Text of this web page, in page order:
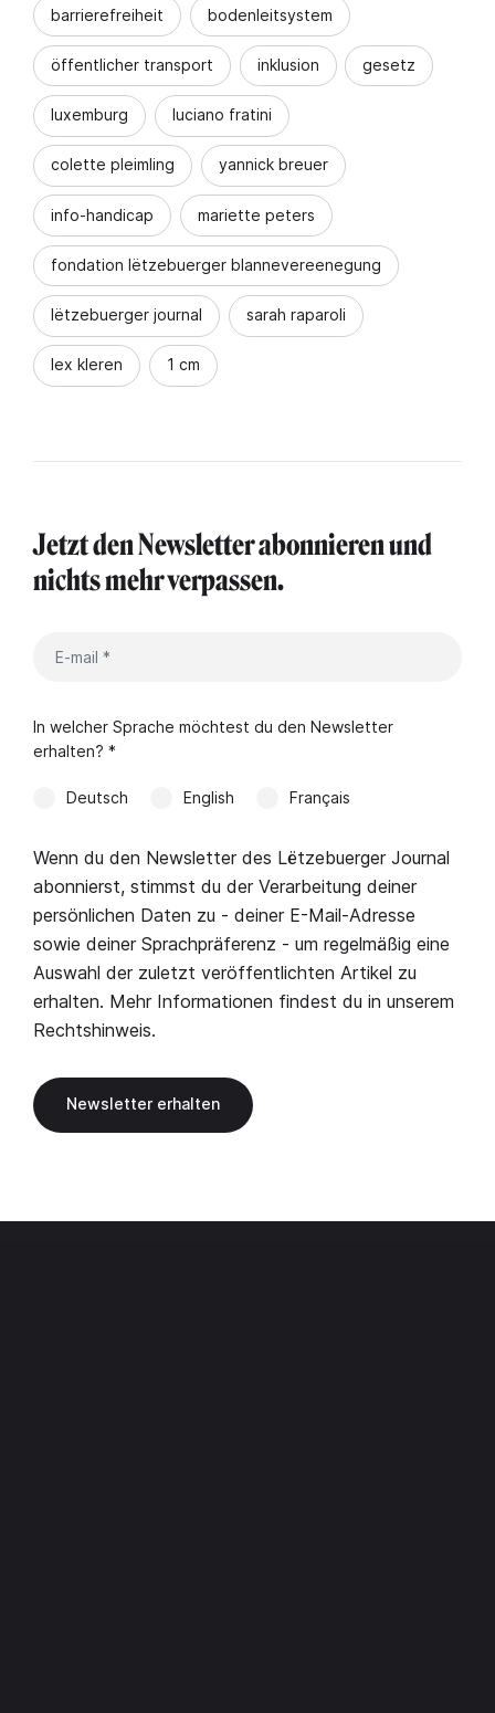
barrierefreiheit bodenleitsystem
öffentlicher transport inklusion gesetz
luxemburg luciano fratini
colette pleimling yannick breuer
info-handicap mariette peters
fondation lëtzebuerger blannevereenegung
lëtzebuerger journal sarah raparoli
lex kleren 1 cm
Jetzt den Newsletter abonnieren und
nichts mehr verpassen.
In welcher Sprache möchtest du den Newsletter
erhalten? *
Deutsch English Français
Wenn du den Newsletter des Lëtzebuerger Journal
abonnierst, stimmst du der Verarbeitung deiner
persönlichen Daten zu - deiner E-Mail-Adresse
sowie deiner Sprachpräferenz - um regelmäßig eine
Auswahl der zuletzt veröffentlichten Artikel zu
erhalten. Mehr Informationen findest du in unserem
Rechtshinweis.